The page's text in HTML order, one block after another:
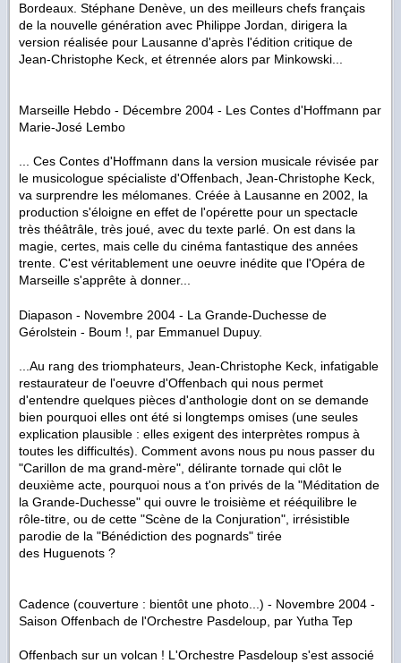
Bordeaux. Stéphane Denève, un des meilleurs chefs français
de la nouvelle génération avec Philippe Jordan, dirigera la
version réalisée pour Lausanne d'après l'édition critique de
Jean-Christophe Keck, et étrennée alors par Minkowski...
Marseille Hebdo - Décembre 2004 - Les Contes d'Hoffmann par
Marie-José Lembo
... Ces Contes d'Hoffmann dans la version musicale révisée par
le musicologue spécialiste d'Offenbach, Jean-Christophe Keck,
va surprendre les mélomanes. Créée à Lausanne en 2002, la
production s'éloigne en effet de l'opérette pour un spectacle
très théâtrâle, très joué, avec du texte parlé. On est dans la
magie, certes, mais celle du cinéma fantastique des années
trente. C'est véritablement une oeuvre inédite que l'Opéra de
Marseille s'apprête à donner...
Diapason - Novembre 2004 - La Grande-Duchesse de
Gérolstein - Boum !, par Emmanuel Dupuy.
Au rang des triomphateurs, Jean-Christophe Keck, infatigable
restaurateur de l'oeuvre d'Offenbach qui nous permet
d'entendre quelques pièces d'anthologie dont on se demande
bien pourquoi elles ont été si longtemps omises (une seules
explication plausible : elles exigent des interprètes rompus à
toutes les difficultés). Comment avons nous pu nous passer du
"Carillon de ma grand-mère", délirante tornade qui clôt le
deuxième acte, pourquoi nous a t'on privés de la "Méditation de
la Grande-Duchesse" qui ouvre le troisième et rééquilibre le
rôle-titre, ou de cette "Scène de la Conjuration", irrésistible
parodie de la "Bénédiction des pognards" tirée
des Huguenots ?
Cadence (couverture : bientôt une photo...) - Novembre 2004 -
Saison Offenbach de l'Orchestre Pasdeloup, par Yutha Tep
Offenbach sur un volcan ! L'Orchestre Pasdeloup s'est associé